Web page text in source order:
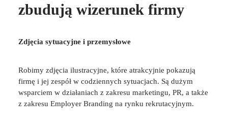
zbudują wizerunek firmy
Zdjęcia sytuacyjne i przemysłowe
Robimy zdjęcia ilustracyjne, które atrakcyjnie pokazują
firmę i jej zespół w codziennych sytuacjach. Są dużym
wsparciem w działaniach z zakresu marketingu, PR, a także
z zakresu Employer Branding na rynku rekrutacyjnym.